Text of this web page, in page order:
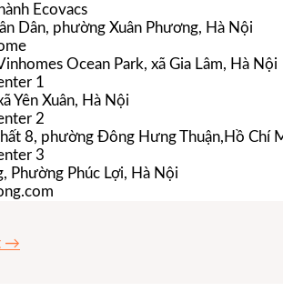
Ecovacs
Dân, phường Xuân Phương, Hà Nội
Ocean Park, xã Gia Lâm, Hà Nội
1
Yên Xuân, Hà Nội
2
8, phường Đông Hưng Thuận,Hồ Chí
3
Phường Phúc Lợi, Hà Nội
→